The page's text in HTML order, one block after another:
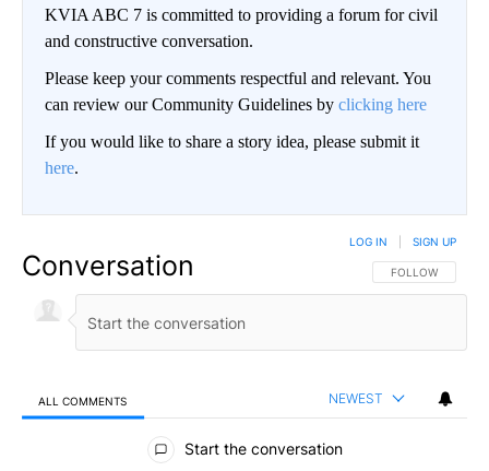
KVIA ABC 7 is committed to providing a forum for civil
and constructive conversation.
Please keep your comments respectful and relevant. You
can review our Community Guidelines by clicking here
If you would like to share a story idea, please submit it
here.
Conversation FOLLOW THIS
FOLLOW
LOG IN SIGN UP
ALL COMMENTS NEWEST
All Comments
Start the conversation